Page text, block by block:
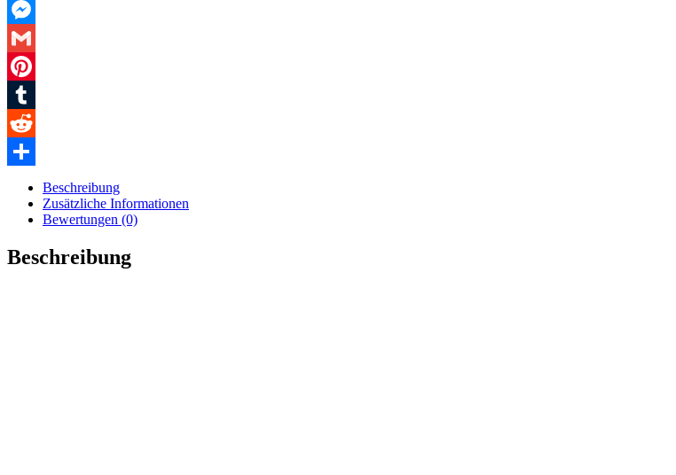
LinkedIn
Messenger
Gmail
Pinterest
Tumblr
Reddit
Beschreibung
Zusätzliche Informationen
Bewertungen (0)
Beschreibung